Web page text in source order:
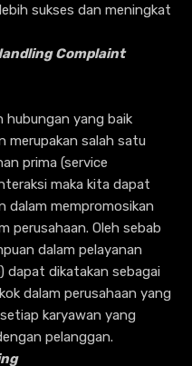
sukses dan meningkat
Complaint
hubungan yang baik
merupakan salah satu
prima (service
maka kita dapat
dalam mempromosikan
perusahaan. Oleh sebab
dalam pelayanan
dapat dikatakan sebagai
dalam perusahaan yang
karyawan yang
pelanggan.